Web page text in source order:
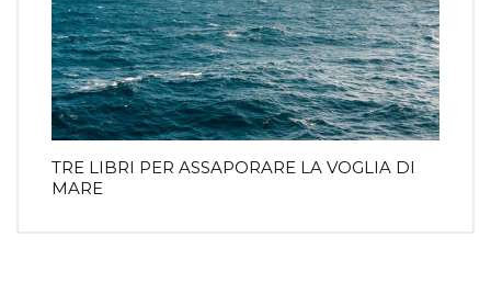
TRE LIBRI PER ASSAPORARE LA VOGLIA DI
MARE